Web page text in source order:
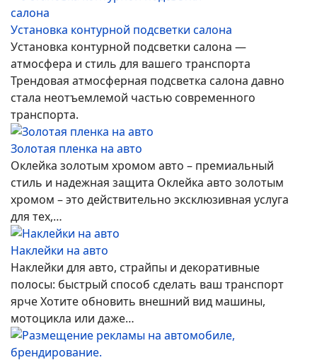
Установка контурной подсветки салона
Установка контурной подсветки салона —
атмосфера и стиль для вашего транспорта
Трендовая атмосферная подсветка салона давно
стала неотъемлемой частью современного
транспорта.
Золотая пленка на авто
Оклейка золотым хромом авто – премиальный
стиль и надежная защита Оклейка авто золотым
хромом – это действительно эксклюзивная услуга
для тех,…
Наклейки на авто
Наклейки для авто, страйпы и декоративные
полосы: быстрый способ сделать ваш транспорт
ярче Хотите обновить внешний вид машины,
мотоцикла или даже…